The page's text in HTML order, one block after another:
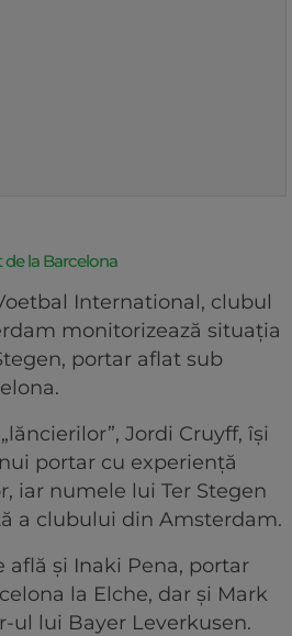
de la Barcelona
International, clubul
monitorizează situația
portar aflat sub
Jordi Cruyff, își
portar cu experiență
iar numele lui Ter Stegen
a clubului din Amsterdam.
află și Inaki Pena, portar
la Elche, dar și Mark
ul lui Bayer Leverkusen.